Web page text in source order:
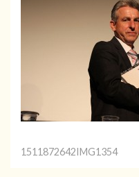
1511872642IMG1354